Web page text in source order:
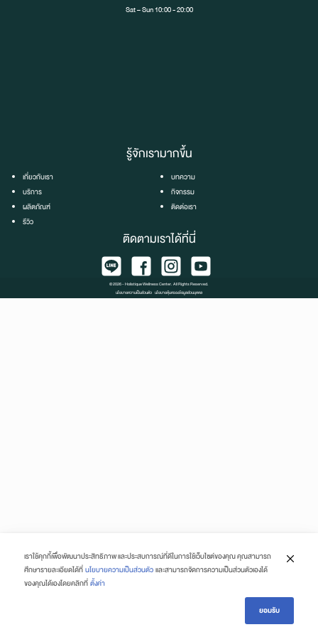
Sat – Sun 10:00 - 20:00
รู้จักเรามากขึ้น
เกี่ยวกับเรา
บริการ
ผลิตภัณฑ์
รีวิว
บทความ
กิจกรรม
ติดต่อเรา
ติดตามเราได้ที่นี่
© 2026 - Holistique Wellness Center. All Rights Reserved.
นโยบายความเป็นส่วนตัว นโยบายคุ้มครองข้อมูลส่วนบุคคล
เราใช้คุกกี้เพื่อพัฒนาประสิทธิภาพ และประสบการณ์ที่ดีในการใช้เว็บไซต์ของคุณ คุณสามารถ
ศึกษารายละเอียดได้ที่นโยบายความเป็นส่วนตัวและสามารถจัดการความเป็นส่วนตัวเองได้
ของคุณได้เองโดยคลิกที่ตั้งค่า
ยอมรับ